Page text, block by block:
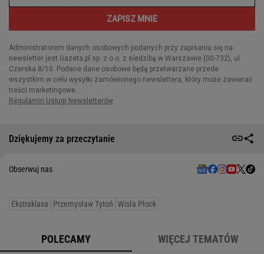
Dziękujemy za przeczytanie
Obserwuj nas
Ekstraklasa Przemysław Tytoń Wisła Płock
POLECAMY WIĘCEJ TEMATÓW